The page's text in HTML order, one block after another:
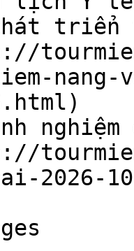
triển
2026-